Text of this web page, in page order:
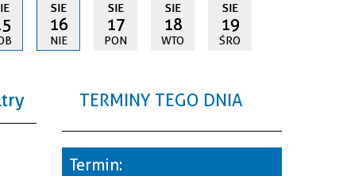
SIE
16
NIE
SIE
17
PON
SIE
18
WTO
SIE
19
ŚRO
TERMINY TEGO DNIA
Termin: